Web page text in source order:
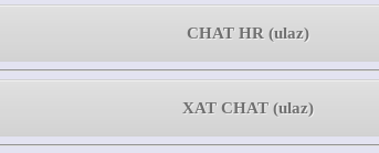
CHAT HR (ulaz)
XAT CHAT (ulaz)